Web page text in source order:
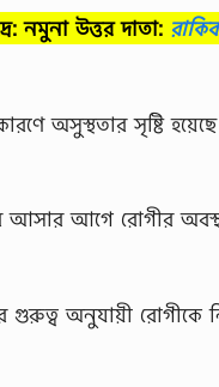
নমুনা উত্তর দাতা:
অসুস্থতার সৃষ্টি
আসার আগে রােগীর
গুরুত্ব অনুযায়ী